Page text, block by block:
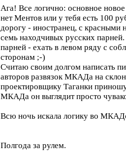
Ага! Все логично: основное
нет Ментов или у тебя есть 100
дорогу - иностранец, с красными
семь находчивых русских
парней - ехать в левом ряду с
сторонам ;-)
Считаю своим долгом написать
авторов развязок МКАДа на
проектировщику Таганки
МКАДа он выглядит просто
Всю ночь искала логику во
Полгода за рулем.